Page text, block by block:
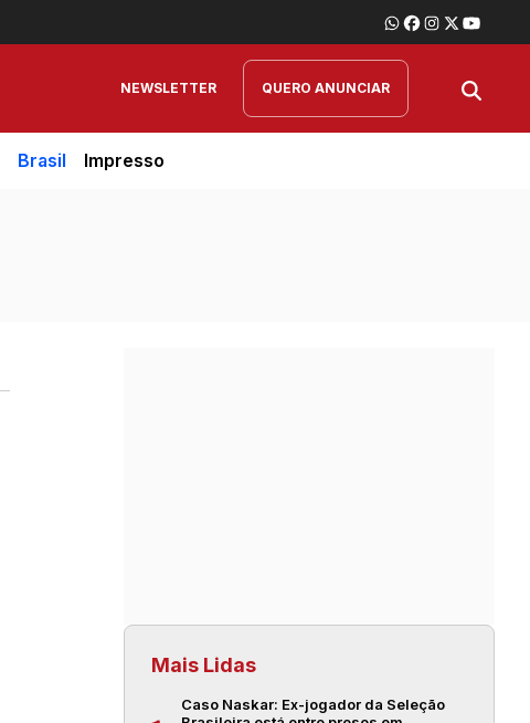
NEWSLETTER QUERO ANUNCIAR
Brasil Impresso
Mais Lidas
Caso Naskar: Ex-jogador da Seleção